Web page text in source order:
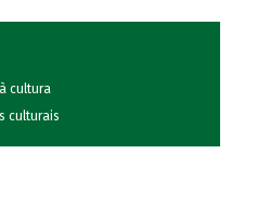
cultura
culturais